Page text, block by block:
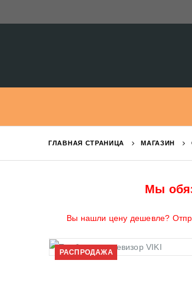
ГЛАВНАЯ СТРАНИЦА МАГАЗИН
Мы
Вы нашли цену дешевле?
РАСПРОДАЖА